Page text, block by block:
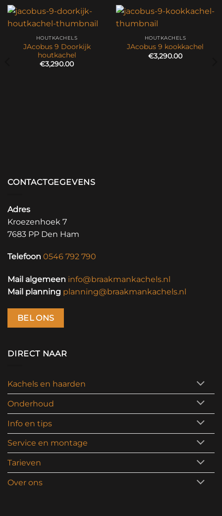
HOUTKACHELS
JAcobus 9 Doorkijk
houtkachel
€3,290.00
HOUTKACHELS
JAcobus 9 kookkachel
€3,290.00
CONTACTGEGEVENS
Adres
Kroezenhoek 7
7683 PP Den Ham
Telefoon 0546 792 790
Mail algemeen info@braakmankachels.nl
Mail planning planning@braakmankachels.nl
BEL ONS
DIRECT NAAR
Kachels en haarden
Onderhoud
Info en tips
Service en montage
Tarieven
Over ons